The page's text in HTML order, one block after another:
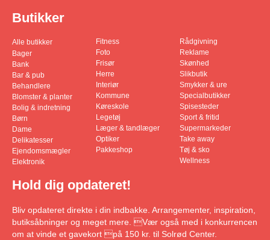
Butikker
Alle butikker
Bager
Bank
Bar & pub
Behandlere
Blomster & planter
Bolig & indretning
Børn
Dame
Delikatesser
Ejendomsmægler
Elektronik
Fitness
Foto
Frisør
Herre
Interiør
Kommune
Køreskole
Legetøj
Læger & tandlæger
Optiker
Pakkeshop
Rådgivning
Reklame
Skønhed
Slikbutik
Smykker & ure
Specialbutikker
Spisesteder
Sport & fritid
Supermarkeder
Take away
Tøj & sko
Wellness
Hold dig opdateret!
Bliv opdateret direkte i din indbakke. Arrangementer, inspiration,
butiksåbninger og meget mere. Vær også med i konkurrencen
om at vinde et gavekort på 150 kr. til Solrød Center.